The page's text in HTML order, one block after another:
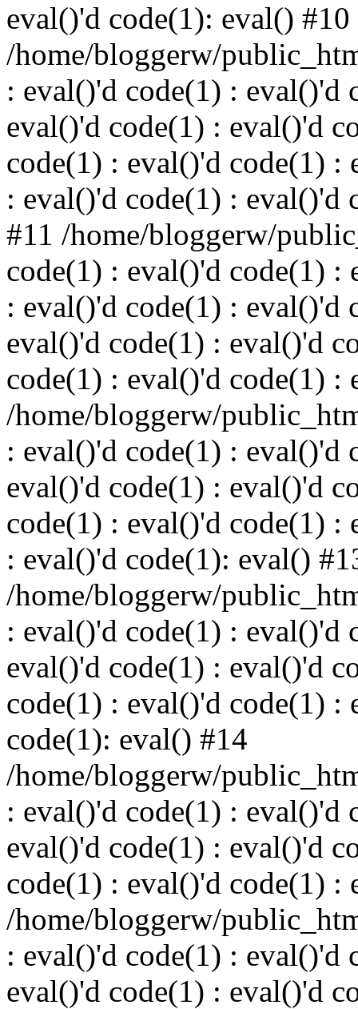
eval()'d code(1): eval() #10
/home/bloggerw/
: eval()'d code(1) : eval()'d
eval()'d code(1) : eval()'d
code(1) : eval()'d code(1) :
: eval()'d code(1) : eval()'d
#11 /home/bloggerw/
code(1) : eval()'d code(1) :
: eval()'d code(1) : eval()'d
eval()'d code(1) : eval()'d
code(1) : eval()'d code(1) :
/home/bloggerw/
: eval()'d code(1) : eval()'d
eval()'d code(1) : eval()'d
code(1) : eval()'d code(1) :
: eval()'d code(1): eval()
/home/bloggerw/
: eval()'d code(1) : eval()'d
eval()'d code(1) : eval()'d
code(1) : eval()'d code(1) :
code(1): eval() #14
/home/bloggerw/
: eval()'d code(1) : eval()'d
eval()'d code(1) : eval()'d
code(1) : eval()'d code(1) :
/home/bloggerw/
: eval()'d code(1) : eval()'d
eval()'d code(1) : eval()'d